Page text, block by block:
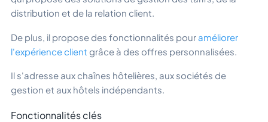
distribution et de la relation client.
De plus, il propose des fonctionnalités pour améliorer
l'expérience client grâce à des offres personnalisées.
Il s'adresse aux chaînes hôtelières, aux sociétés de
gestion et aux hôtels indépendants.
Fonctionnalités clés